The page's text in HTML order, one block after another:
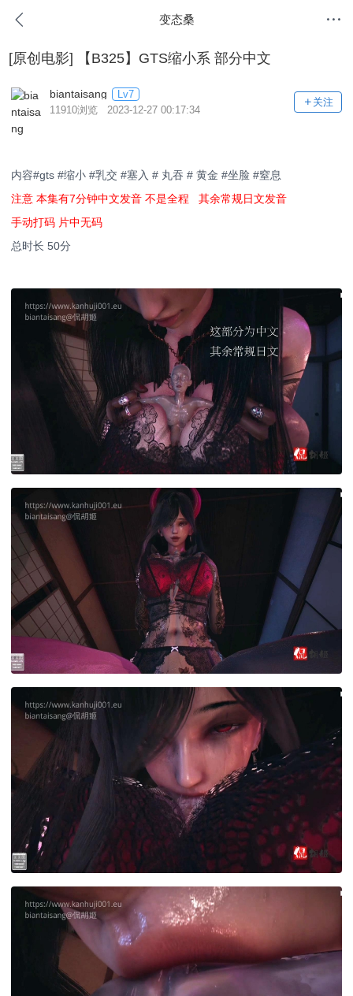
变态桑
[原创电影] 【B325】GTS缩小系 部分中文
biantaisang
Lv7
11910浏览 2023-12-27 00:17:34
关注
内容#gts #缩小 #乳交 #塞入 # 丸吞 # 黄金 #坐脸 #窒息
注意 本集有7分钟中文发音 不是全程 其余常规日文发音
手动打码 片中无码
总时长 50分